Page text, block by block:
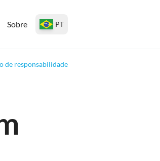
Sobre PT
de responsabilidade